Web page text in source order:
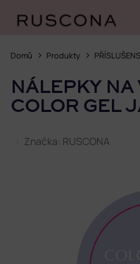
Domů Produkty
NÁLEPKY NA
COLOR GEL
Značka: RUSCONA